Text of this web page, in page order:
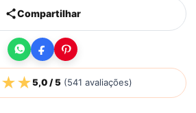
Compartilhar
★★5,0/ 5(541 avaliações)